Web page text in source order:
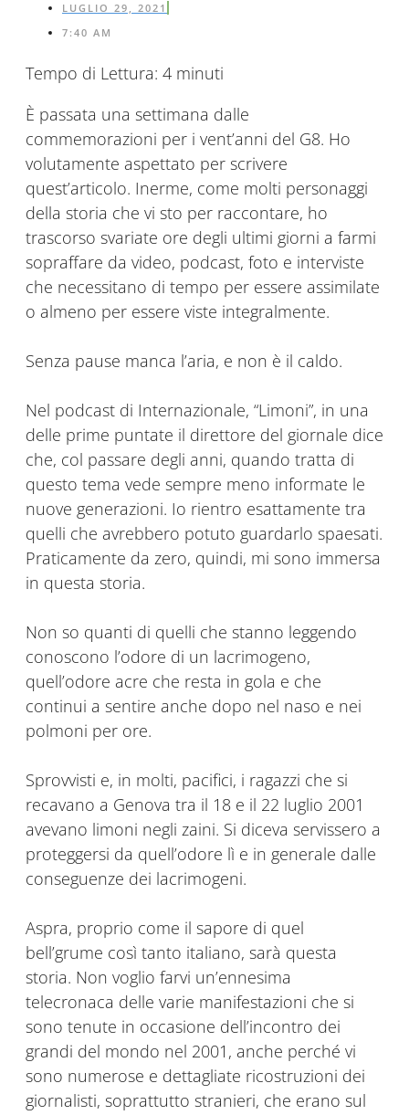
LUGLIO 29, 2021
7:40 AM
Tempo di Lettura: 4 minuti
È passata una settimana dalle
commemorazioni per i vent’anni del G8. Ho
volutamente aspettato per scrivere
quest’articolo. Inerme, come molti personaggi
della storia che vi sto per raccontare, ho
trascorso svariate ore degli ultimi giorni a farmi
sopraffare da video, podcast, foto e interviste
che necessitano di tempo per essere assimilate
o almeno per essere viste integralmente.
Senza pause manca l’aria, e non è il caldo.
Nel podcast di Internazionale, “Limoni”, in una
delle prime puntate il direttore del giornale dice
che, col passare degli anni, quando tratta di
questo tema vede sempre meno informate le
nuove generazioni. Io rientro esattamente tra
quelli che avrebbero potuto guardarlo spaesati.
Praticamente da zero, quindi, mi sono immersa
in questa storia.
Non so quanti di quelli che stanno leggendo
conoscono l’odore di un lacrimogeno,
quell’odore acre che resta in gola e che
continui a sentire anche dopo nel naso e nei
polmoni per ore.
Sprovvisti e, in molti, pacifici, i ragazzi che si
recavano a Genova tra il 18 e il 22 luglio 2001
avevano limoni negli zaini. Si diceva servissero a
proteggersi da quell’odore lì e in generale dalle
conseguenze dei lacrimogeni.
Aspra, proprio come il sapore di quel
bell’grume così tanto italiano, sarà questa
storia. Non voglio farvi un’ennesima
telecronaca delle varie manifestazioni che si
sono tenute in occasione dell’incontro dei
grandi del mondo nel 2001, anche perché vi
sono numerose e dettagliate ricostruzioni dei
giornalisti, soprattutto stranieri, che erano sul